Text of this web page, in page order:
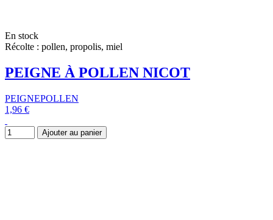
En stock
Récolte : pollen, propolis, miel
PEIGNE À POLLEN NICOT
PEIGNEPOLLEN
1,96 €
Ajouter au panier